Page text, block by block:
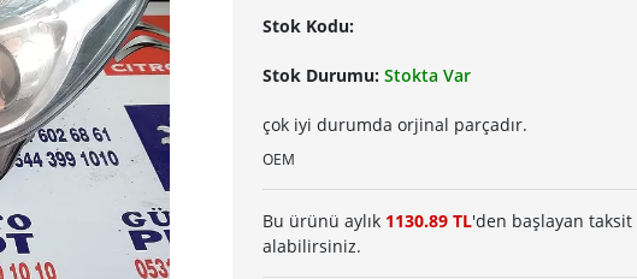
Stok Kodu:
Stok Durumu: Stokta Var
çok iyi durumda orjinal parçadır.
OEM
Bu ürünü aylık 1130.89 TL'den başlayan taksit
alabilirsiniz.